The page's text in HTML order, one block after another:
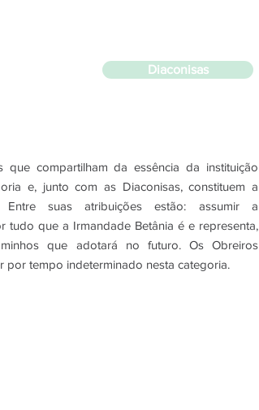
Diaconisas
que compartilham da essência da instituição
e, junto com as Diaconisas, constituem a
Entre suas atribuições estão: assumir a
tudo que a Irmandade Betânia é e representa,
que adotará no futuro. Os Obreiros
por tempo indeterminado nesta categoria.